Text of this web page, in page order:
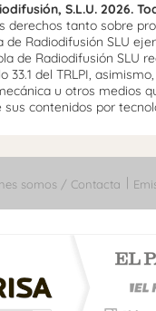
S.L.U. 2026.
derechos tanto sobre
de Radiodifusión SLU
de Radiodifusión
33.1 del TRLPI,
u otros medios
contenidos por
somos / Contacta